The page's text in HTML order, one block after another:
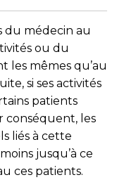
du médecin au
ou du
les mêmes qu’au
si ses activités
patients
conséquent, les
liés à cette
jusqu’à ce
ces patients.